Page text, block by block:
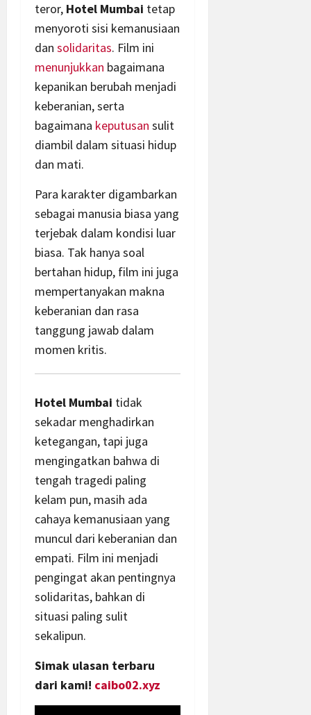
teror, Hotel Mumbai tetap
menyoroti sisi kemanusiaan
dan solidaritas. Film ini
menunjukkan bagaimana
kepanikan berubah menjadi
keberanian, serta
bagaimana keputusan sulit
diambil dalam situasi hidup
dan mati.
Para karakter digambarkan
sebagai manusia biasa yang
terjebak dalam kondisi luar
biasa. Tak hanya soal
bertahan hidup, film ini juga
mempertanyakan makna
keberanian dan rasa
tanggung jawab dalam
momen kritis.
Hotel Mumbai tidak
sekadar menghadirkan
ketegangan, tapi juga
mengingatkan bahwa di
tengah tragedi paling
kelam pun, masih ada
cahaya kemanusiaan yang
muncul dari keberanian dan
empati. Film ini menjadi
pengingat akan pentingnya
solidaritas, bahkan di
situasi paling sulit
sekalipun.
Simak ulasan terbaru
dari kami! caibo02.xyz